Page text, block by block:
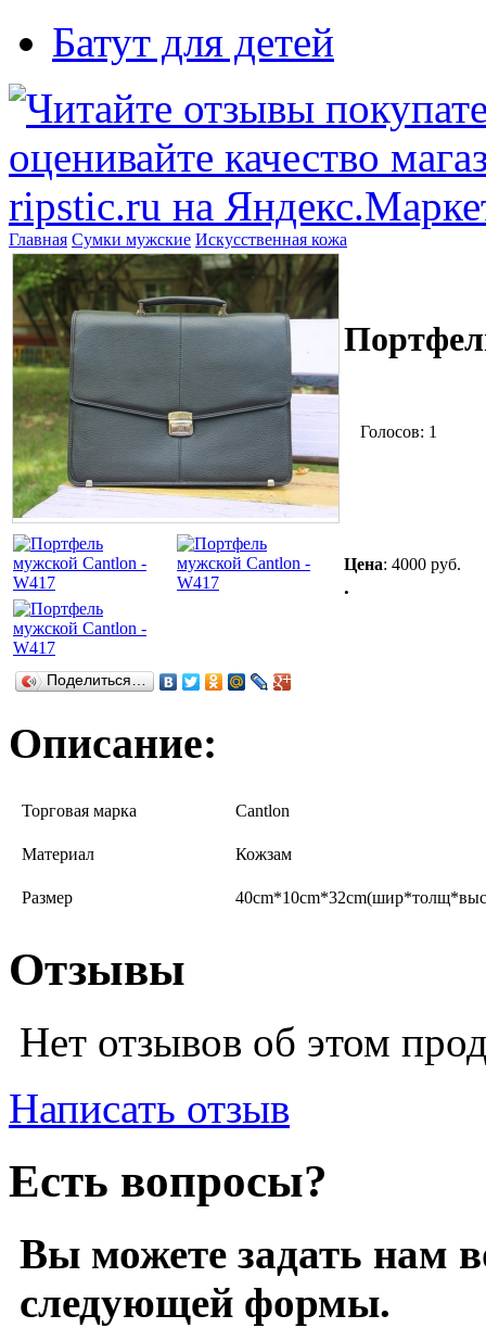
Батут для детей
Главная Сумки мужские Искусственная кожа
Голосов: 1
Цена: 4000 руб.
.
Поделиться…
Описание:
Торговая марка Cantlon
Материал Кожзам
Размер
Отзывы
Нет отзывов об этом
Написать отзыв
Есть вопросы?
Вы можете задать нам
следующей формы.